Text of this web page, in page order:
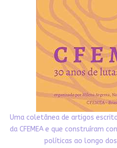
Uma coletânea de artigos
da CFEMEA e que construíram
políticas ao longo